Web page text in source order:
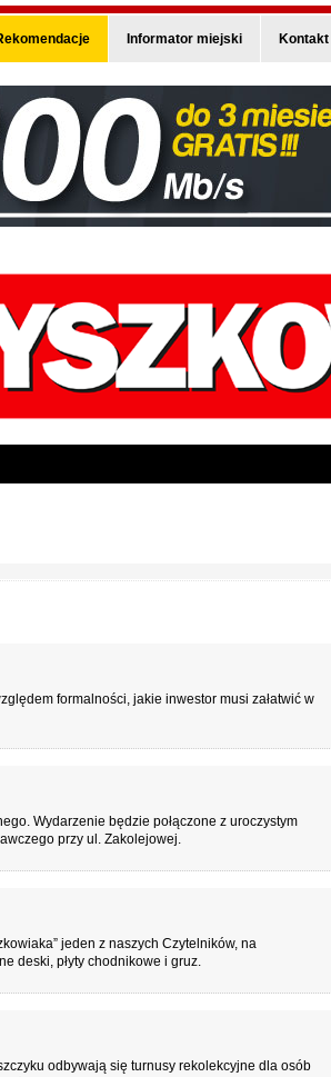
Informator miejski Kontakt
formalności, jakie inwestor musi załatwić w
Wydarzenie będzie połączone z uroczystym
przy ul. Zakolejowej.
jeden z naszych Czytelników, na
deski, płyty chodnikowe i gruz.
odbywają się turnusy rekolekcyjne dla osób